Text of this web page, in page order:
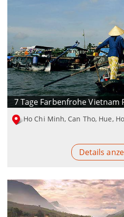
7 Tage Farbenfrohe Vietnam
Ho Chi Minh, Can Tho, Hue,
Details